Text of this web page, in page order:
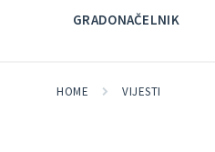
GRADONAČELNIK
HOME VIJESTI